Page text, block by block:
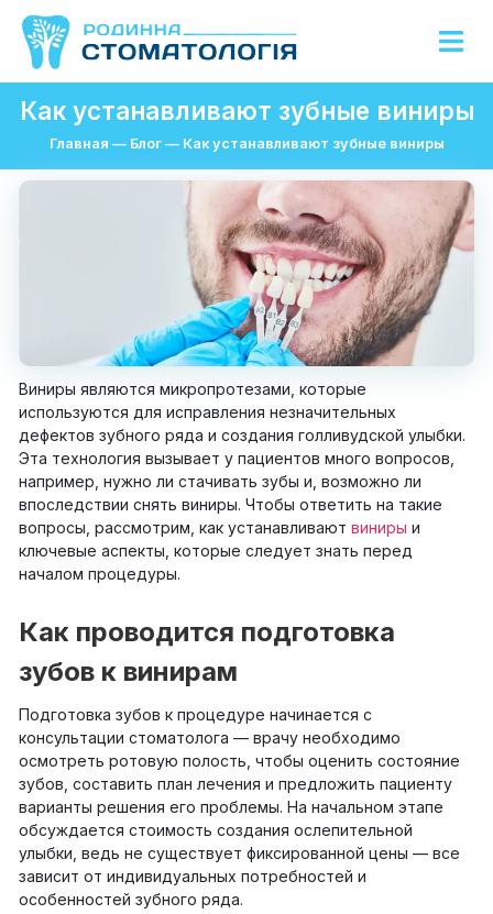
Как устанавливают зубные виниры
Главная — Блог— Как устанавливают зубные виниры
Виниры являются микропротезами, которые
используются для исправления незначительных
дефектов зубного ряда и создания голливудской улыбки.
Эта технология вызывает у пациентов много вопросов,
например, нужно ли стачивать зубы и, возможно ли
впоследствии снять виниры. Чтобы ответить на такие
вопросы, рассмотрим, как устанавливают виниры и
ключевые аспекты, которые следует знать перед
началом процедуры.
Как проводится подготовка
зубов к винирам
Подготовка зубов к процедуре начинается с
консультации стоматолога — врачу необходимо
осмотреть ротовую полость, чтобы оценить состояние
зубов, составить план лечения и предложить пациенту
варианты решения его проблемы. На начальном этапе
обсуждается стоимость создания ослепительной
улыбки, ведь не существует фиксированной цены — все
зависит от индивидуальных потребностей и
особенностей зубного ряда.